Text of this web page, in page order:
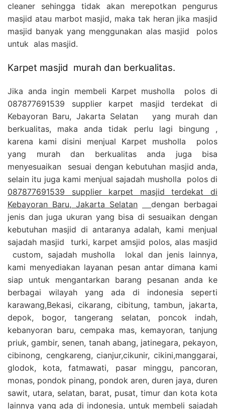
cleaner sehingga tidak akan merepotkan pengurus
masjid atau marbot masjid, maka tak heran jika masjid
masjid banyak yang menggunakan alas masjid polos
untuk alas masjid.
Karpet masjid murah dan berkualitas.
Jika anda ingin membeli Karpet musholla polos di
087877691539 supplier karpet masjid terdekat di
Kebayoran Baru, Jakarta Selatan yang murah dan
berkualitas, maka anda tidak perlu lagi bingung ,
karena kami disini menjual Karpet musholla polos
yang murah dan berkualitas anda juga bisa
menyesuaikan sesuai dengan kebutuhan masjid anda,
selain itu juga kami menjual sajadah musholla polos di
087877691539 supplier karpet masjid terdekat di
Kebayoran Baru, Jakarta Selatan
dengan berbagai
jenis dan juga ukuran yang bisa di sesuaikan dengan
kebutuhan masjid di antaranya adalah, kami menjual
sajadah masjid turki, karpet amsjid polos, alas masjid
custom, sajadah musholla lokal dan jenis lainnya,
kami menyediakan layanan pesan antar dimana kami
siap untuk mengantarkan barang pesanan anda ke
berbagai wilayah yang ada di indonesia seperti
karawang,Bekasi, cikarang, cibitung, tambun, jakarta,
depok, bogor, tangerang selatan, poncok indah,
kebanyoran baru, cempaka mas, kemayoran, tanjung
priuk, gambir, senen, tanah abang, jatinegara, pekayon,
cibinong, cengkareng, cianjur,cikunir, cikini,manggarai,
glodok, kota, fatmawati, pasar minggu, pancoran,
monas, pondok pinang, pondok aren, duren jaya, duren
sawit, utara, selatan, barat, pusat, timur dan kota kota
lainnya yang ada di indonesia, untuk membeli sajadah